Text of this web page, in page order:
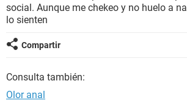
GLOSARIO
social. Aunque me chekeo y no huelo a
lo sienten
Compartir
Consulta también:
Olor anal